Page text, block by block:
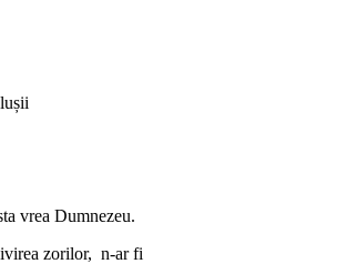
vrea Dumnezeu.
zorilor, n-ar fi